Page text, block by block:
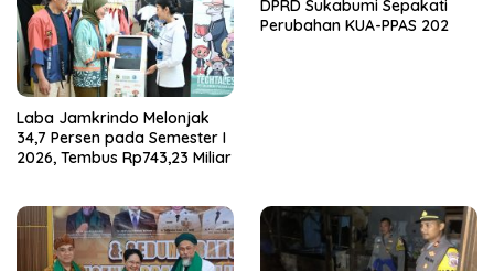
Laba Jamkrindo Melonjak
34,7 Persen pada Semester I
2026, Tembus Rp743,23 Miliar
DPRD Sukabumi Sepakati
Perubahan KUA-PPAS 202